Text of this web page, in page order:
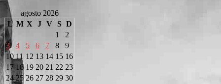
agosto 2026
L M X J V S D
1
2
3
4 5 6 7 8
9
10 11 12 13 14 15 16
17 18 19 20 21 22 23
24 25 26 27 28 29 30